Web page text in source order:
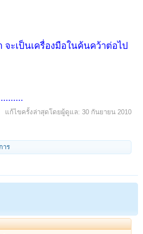
จะเป็นเครื่องมือในค้นคว้าต่อไป
แก้ไขครั้งล่าสุดโดยผู้ดูแล: 30 กันยายน 2010
าร